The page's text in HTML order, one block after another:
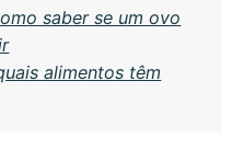
saber se um ovo
alimentos têm